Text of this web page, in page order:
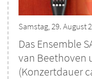
Samstag, 29. August
Das Ensemble
van Beethoven
(Konzertdauer